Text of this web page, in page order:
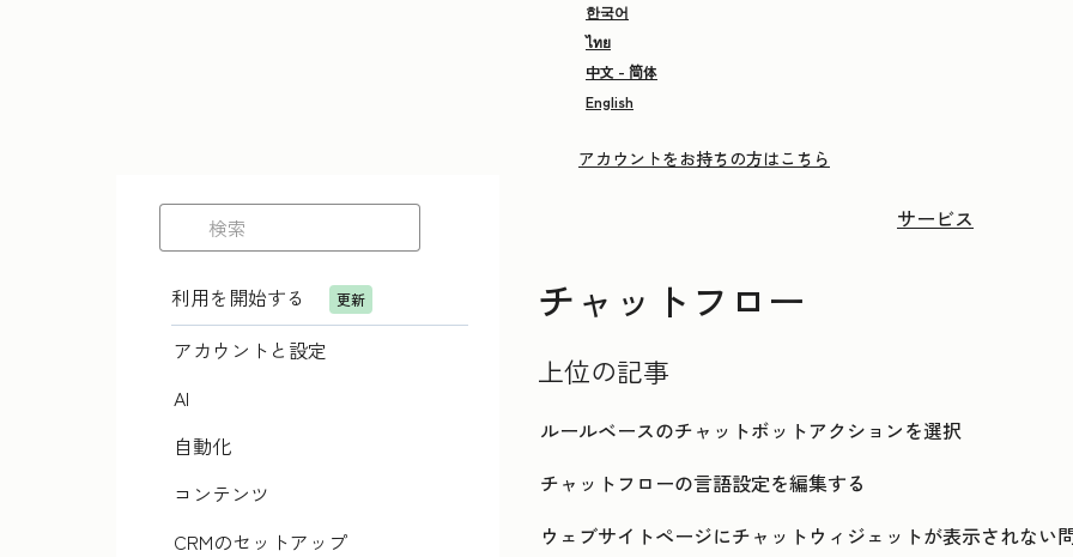
한국어
ไทย
中文 - 简体
English
アカウントをお持ちの方はこちら
利用を開始する 更新
アカウントと設定
AI
自動化
コンテンツ
CRMのセットアップ
サービス
チャットフロー
上位の記事
ルールベースのチャットボットアクションを選択
チャットフローの言語設定を編集する
ウェブサイトページにチャットウィジェットが表示されない